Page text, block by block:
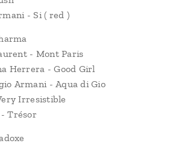
- Si ( red )
- Mont Paris
Herrera - Good Girl
Armani - Aqua di Gio
Irresistible
Trésor